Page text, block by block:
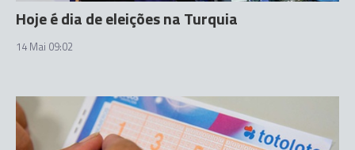
Hoje é dia de eleições na Turquia
14 Mai 09:02